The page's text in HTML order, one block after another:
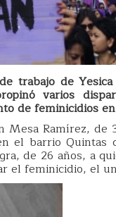
trabajo de Yesica
varios
de feminicidios
Mesa Ramírez,
el barrio Quintas
de 26 años, a
el feminicidio, el